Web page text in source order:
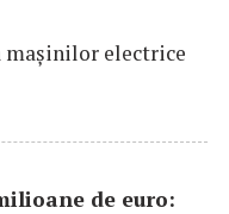
maşinilor electrice
de euro: